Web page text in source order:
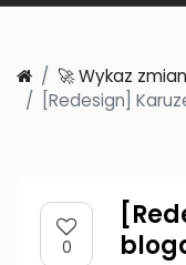
🚀 Wykaz
[Redesign]
0